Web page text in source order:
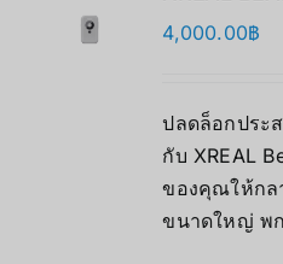
4,000.00฿
ปลดล็อกประ
กับ XREAL
ของคุณให้กล
ขนาดใหญ่ พ